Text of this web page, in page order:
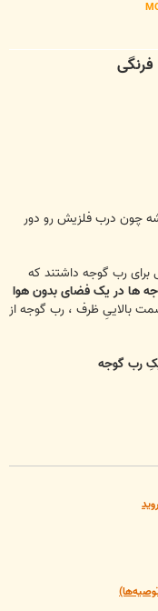
چون درب فلزیش رو دور
رب گوجه داشتند که
ها در یک فضای بدون هوا
بالاییِ ظرف ، رب گوجه از
رب گوجه